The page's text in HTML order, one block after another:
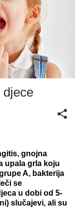
djece
gnojna
upala grla koju
A, bakterija
se
u dobi od 5-
slučajevi, ali su